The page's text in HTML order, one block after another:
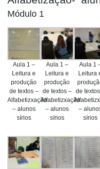
Módulo 1
Aula 1 –
Leitura e
produção
de textos –
Alfabetizxação
– alunos
sírios
Aula 1 –
Leitura e
produção
de textos –
Alfabetizxação
– alunos
sírios
Aula 1
Leitura
de
–
sírios